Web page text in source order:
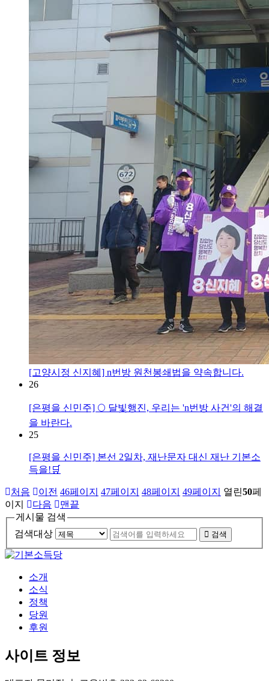
[고양시정 신지혜] n번방 원천봉쇄법을 약속합니다.
26
[은평을 신민주] 🌕 달빛행진, 우리는 'n번방 사건'의 해결
을 바란다.
25
[은평을 신민주] 본선 2일차, 재난문자 대신 재난 기본소
득을!🛒
처음 이전 46페이지 47페이지 48페이지 49페이지 열린50페
이지
다음
맨끝
게시물 검색
검색대상
검색
소개
소식
정책
당원
후원
사이트 정보